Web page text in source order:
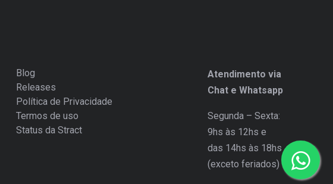
Blog
Releases
Política de Privacidade
Termos de uso
Status da Stract
Atendimento via
Chat e Whatsapp
Segunda – Sexta:
9hs às 12hs e
das 14hs às 18hs
(exceto feriados)